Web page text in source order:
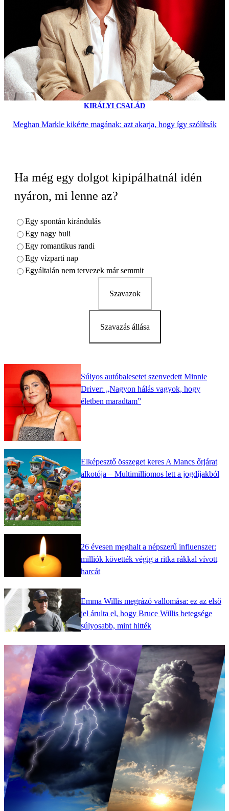
KIRÁLYI CSALÁD
Meghan Markle kikérte magának: azt akarja, hogy így szólítsák
Ha még egy dolgot kipipálhatnál idén
nyáron, mi lenne az?
Egy spontán kirándulás
Egy nagy buli
Egy romantikus randi
Egy vízparti nap
Egyáltalán nem tervezek már semmit
Szavazok
Szavazás állása
Súlyos autóbalesetet szenvedett Minnie
Driver: „Nagyon hálás vagyok, hogy
életben maradtam”
Elképesztő összeget keres A Mancs őrjárat
alkotója – Multimilliomos lett a jogdíjakból
26 évesen meghalt a népszerű influenszer:
milliók követték végig a ritka rákkal vívott
harcát
Emma Willis megrázó vallomása: ez az első
jel árulta el, hogy Bruce Willis betegsége
súlyosabb, mint hitték